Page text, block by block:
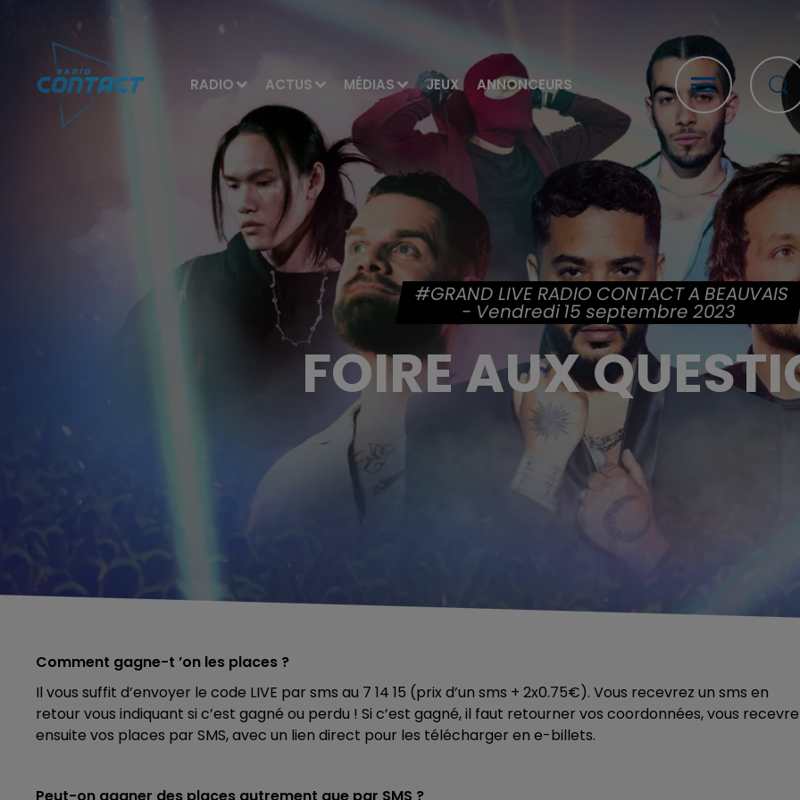
RADIO ACTUS MÉDIAS JEUX ANNONCEURS
#GRAND LIVE RADIO CONTACT A BEAUVAIS
- Vendredi 15 septembre 2023
FOIRE AUX
Comment gagne-t ’on les places ?
Il vous suffit d’envoyer le code LIVE par sms au 7 14 15 (prix d’un sms + 2x0.75€). Vous recevrez un sms en
retour vous indiquant si c’est gagné ou perdu ! Si c’est gagné, il faut retourner vos coordonnées, vous
ensuite vos places par SMS, avec un lien direct pour les télécharger en e-billets.